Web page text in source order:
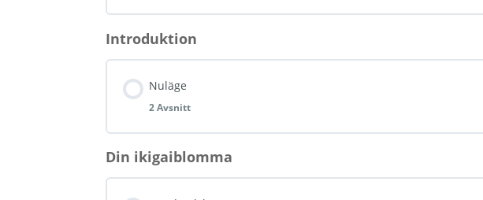
Lektionsinnehåll
Ikigai – din livsmening
Introduktion
Nuläge
2 Avsnitt
Lektionsinnehåll
Din ikigaiblomma